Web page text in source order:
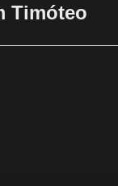
Timóteo